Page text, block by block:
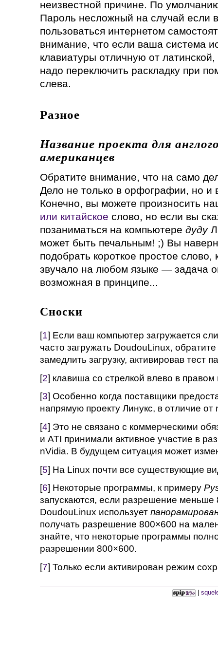
неизвестной причине. По
Пароль несложный на случай если
пользоваться интернетом
внимание, что если ваша система
клавиатуры отличную от
надо переключить раскладку при
слева.
Разное
Название проекта для
американцев
Обратите внимание, что на само
Дело не только в орфографии, но и
Конечно, вы можете произносить
или китайское слово, но если вы
позаниматься на компьютере дуду
может быть печальным! ;) Вы
подобрать короткое простое
звучало на любом языке — задача
возможная в принципе...
Сноски
[1] Если ваш компьютер загружается
часто загружать DoudouLinux,
замедлить загрузку, активировав тест
[2] клавиша со стрелкой влево в правом
[3] Особенно когда поставщики
напрямую проекту Линукс, в отличие от
[4] Это не связано с коммерческими
и ATI принимали активное участие в
nVidia. В будущем ситуация может
[5] На Linux почти все существующие
[6] Некоторые программы, к примеру
запускаются, если разрешение
DoudouLinux использует
получать разрешение 800×600 на
знайте, что некоторые программы
разрешении 800×600.
[7] Только если активирован режим